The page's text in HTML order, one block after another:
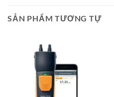
SẢN PHẨM TƯƠNG TỰ